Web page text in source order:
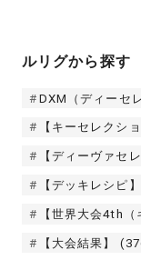
ルリグから探す
DXM（ディーセレ
【キーセレクショ
【ディーヴァセ
【デッキレシピ】
【世界大会4th（
【大会結果】